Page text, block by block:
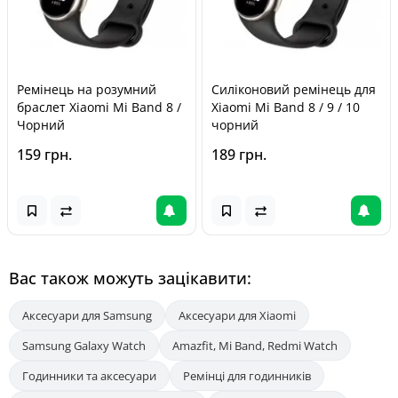
Ремінець на розумний
браслет Xiaomi Mi Band 8 /
Чорний
159 грн.
Силіконовий ремінець для
Xiaomi Mi Band 8 / 9 / 10
чорний
189 грн.
Вас також можуть зацікавити:
Аксесуари для Samsung
Аксесуари для Xiaomi
Samsung Galaxy Watch
Amazfit, Mi Band, Redmi Watch
Годинники та аксесуари
Ремінці для годинників